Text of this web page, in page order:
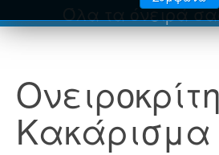
Όλα τα όνειρά
Κακάρισμα